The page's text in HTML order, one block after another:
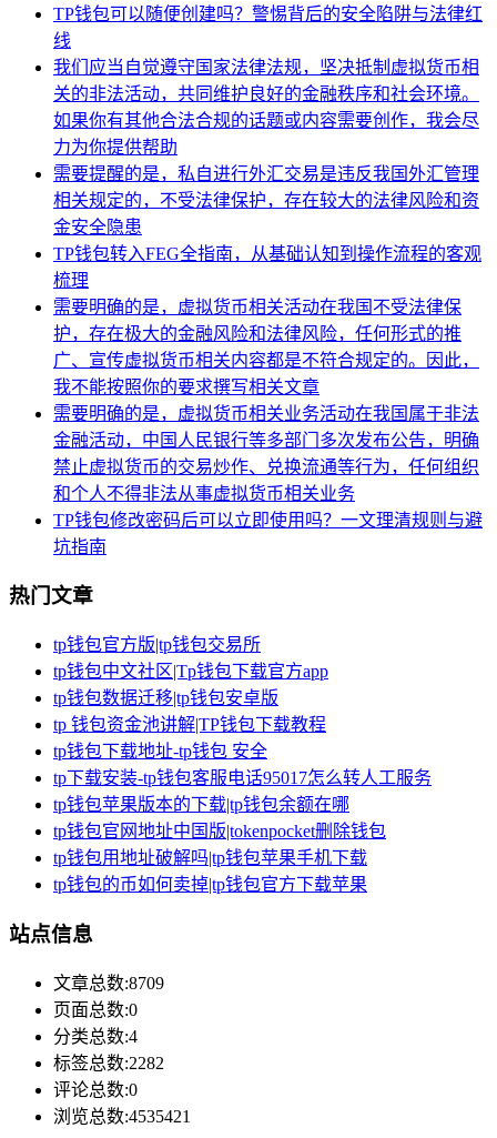
TP钱包可以随便创建吗？警惕背后的安全陷阱与法律红
线
我们应当自觉遵守国家法律法规，坚决抵制虚拟货币相
关的非法活动，共同维护良好的金融秩序和社会环境。
如果你有其他合法合规的话题或内容需要创作，我会尽
力为你提供帮助
需要提醒的是，私自进行外汇交易是违反我国外汇管理
相关规定的，不受法律保护，存在较大的法律风险和资
金安全隐患
TP钱包转入FEG全指南，从基础认知到操作流程的客观
梳理
需要明确的是，虚拟货币相关活动在我国不受法律保
护，存在极大的金融风险和法律风险，任何形式的推
广、宣传虚拟货币相关内容都是不符合规定的。因此，
我不能按照你的要求撰写相关文章
需要明确的是，虚拟货币相关业务活动在我国属于非法
金融活动，中国人民银行等多部门多次发布公告，明确
禁止虚拟货币的交易炒作、兑换流通等行为，任何组织
和个人不得非法从事虚拟货币相关业务
TP钱包修改密码后可以立即使用吗？一文理清规则与避
坑指南
热门文章
tp钱包官方版|tp钱包交易所
tp钱包中文社区|Tp钱包下载官方app
tp钱包数据迁移|tp钱包安卓版
tp 钱包资金池讲解|TP钱包下载教程
tp钱包下载地址-tp钱包 安全
tp下载安装-tp钱包客服电话95017怎么转人工服务
tp钱包苹果版本的下载|tp钱包余额在哪
tp钱包官网地址中国版|tokenpocket删除钱包
tp钱包用地址破解吗|tp钱包苹果手机下载
tp钱包的币如何卖掉|tp钱包官方下载苹果
站点信息
文章总数:8709
页面总数:0
分类总数:4
标签总数:2282
评论总数:0
浏览总数:4535421